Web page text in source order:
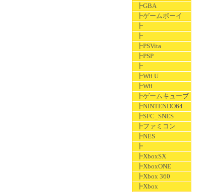
┣GBA
┣ゲームボーイ
┣
┣
┣PSVita
┣PSP
┣
┣Wii U
┣Wii
┣ゲームキューブ
┣NINTENDO64
┣SFC_SNES
┣ファミコン
┣NES
┣
┣XboxSX
┣XboxONE
┣Xbox 360
┣Xbox